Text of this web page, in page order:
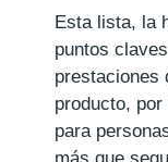
Esta lista, la
puntos
prestaciones
producto,
para